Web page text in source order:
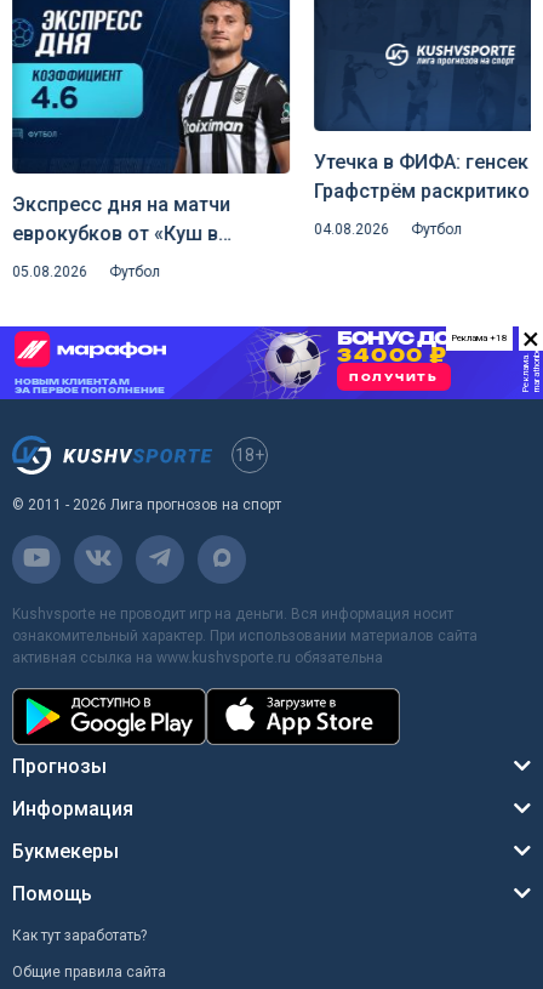
Экспресс дня на матчи
еврокубков от «Куш в
спорте» (6 августа 2026)
05.08.2026 Футбол
Утечка в ФИФА: генсек
Графстрём
план Инфантино отдать
04.08.2026 Футбол
×
Реклама +18
18+
© 2011 - 2026 Лига прогнозов на спорт
Kushvsporte не проводит игр на деньги. Вся информация носит
ознакомительный характер. При использовании материалов сайта
активная ссылка на www.kushvsporte.ru обязательна
Прогнозы
Информация
Букмекеры
Помощь
Как тут заработать?
Общие правила сайта